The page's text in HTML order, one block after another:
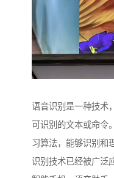
语音识别是一种技术
可识别的文本或命令
习算法，能够识别和
识别技术已经被广泛